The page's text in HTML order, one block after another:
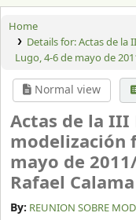
Home
Details for:Actas de la
Lugo, 4-6 de mayo de
Normal view
Actas de la III
modelización
mayo de
Rafael
By: REUNION SOBRE